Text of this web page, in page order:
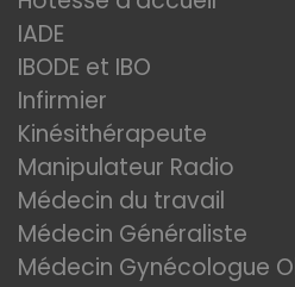
IADE
IBODE et IBO
Infirmier
Kinésithérapeute
Manipulateur Radio
Médecin du travail
Médecin Généraliste
Médecin Gynécologue